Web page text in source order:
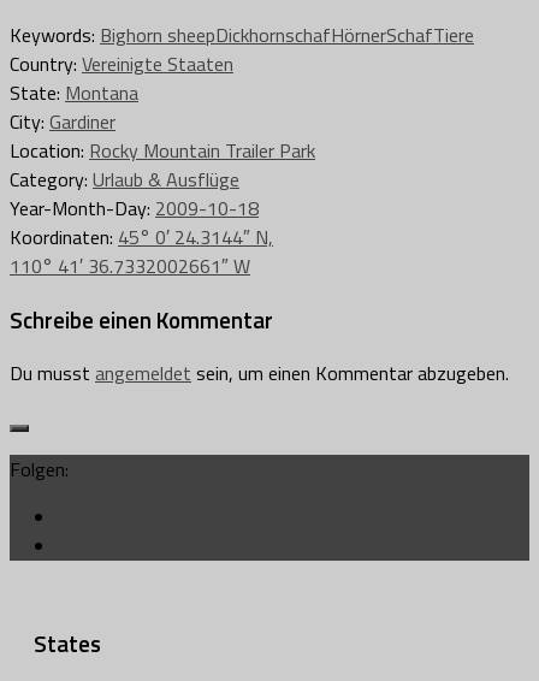
Keywords: Bighorn sheepDickhornschafHörnerSchafTiere
Country: Vereinigte Staaten
State: Montana
City: Gardiner
Location: Rocky Mountain Trailer Park
Category: Urlaub & Ausflüge
Year-Month-Day: 2009-10-18
Koordinaten: 45° 0′ 24.3144″ N,
110° 41′ 36.7332002661″ W
Schreibe einen Kommentar
Du musst angemeldet sein, um einen Kommentar abzugeben.
Folgen:
States